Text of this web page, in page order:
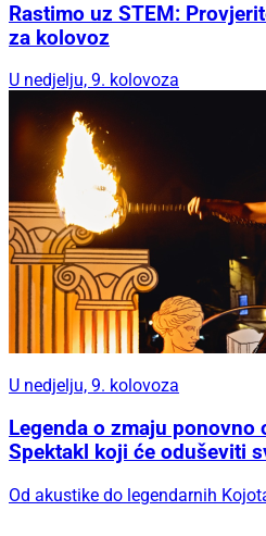
Rastimo uz STEM:
za kolovoz
U nedjelju, 9. kolovoza
U nedjelju, 9. kolovoza
Legenda o zmaju
Spektakl koji će oduševiti
Od akustike do legendarnih